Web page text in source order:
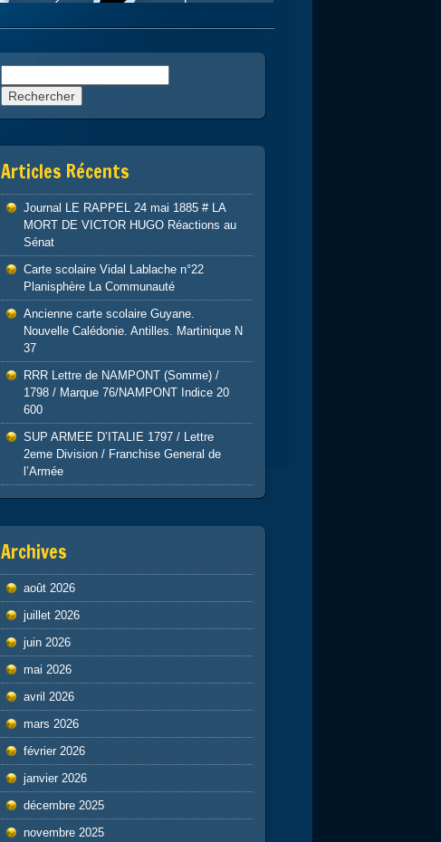
Articles Récents
Journal LE RAPPEL 24 mai 1885 # LA
MORT DE VICTOR HUGO Réactions au
Sénat
Carte scolaire Vidal Lablache n°22
Planisphère La Communauté
Ancienne carte scolaire Guyane.
Nouvelle Calédonie. Antilles. Martinique N
37
RRR Lettre de NAMPONT (Somme) /
1798 / Marque 76/NAMPONT Indice 20
600
SUP ARMEE D’ITALIE 1797 / Lettre
2eme Division / Franchise General de
l’Armée
Archives
août 2026
juillet 2026
juin 2026
mai 2026
avril 2026
mars 2026
février 2026
janvier 2026
décembre 2025
novembre 2025